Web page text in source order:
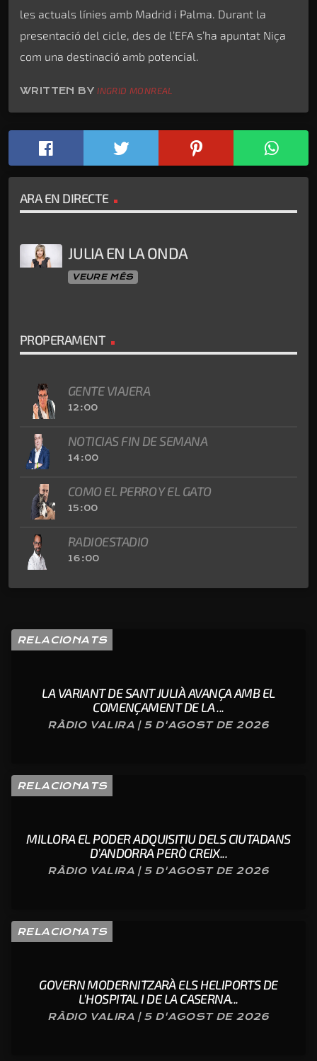
les actuals línies amb Madrid i Palma. Durant la
presentació del cicle, des de l’EFA s’ha apuntat Niça
com una destinació amb potencial.
WRITTEN BYINGRID MONREAL
ARA EN DIRECTE
JULIA EN LA ONDA
VEURE MÉS
PROPERAMENT
GENTE VIAJERA
12:00
NOTICIAS FIN DE SEMANA
14:00
COMO EL PERRO Y EL GATO
15:00
RADIOESTADIO
16:00
RELACIONATS
LA VARIANT DE SANT JULIÀ AVANÇA AMB EL
COMENÇAMENT DE LA ...
RÀDIO VALIRA | 5 D'AGOST DE 2026
RELACIONATS
MILLORA EL PODER ADQUISITIU DELS CIUTADANS
D’ANDORRA PERÒ CREIX...
RÀDIO VALIRA | 5 D'AGOST DE 2026
RELACIONATS
GOVERN MODERNITZARÀ ELS HELIPORTS DE
L’HOSPITAL I DE LA CASERNA...
RÀDIO VALIRA | 5 D'AGOST DE 2026